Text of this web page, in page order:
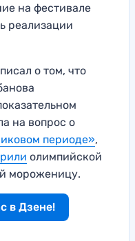
на фестивале
реализации
о том, что
на вопрос о
периоде»,
олимпийской
мороженицу.
в Дзене!